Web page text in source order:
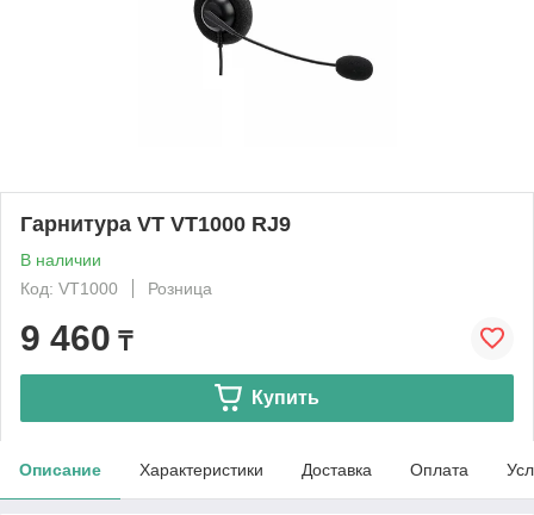
Гарнитура VT VT1000 RJ9
В наличии
Код: VT1000
Розница
9 460 ₸
Купить
Описание Характеристики Доставка Оплата